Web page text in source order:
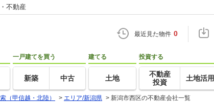
不動産
最近見た物件 0
一戸建てを買う
新築 中古
建てる
土地
投資する
不動産
投資
土地活用
（甲信越・北陸） > エリア/新潟県 > 新潟市西区の不動産会社一覧